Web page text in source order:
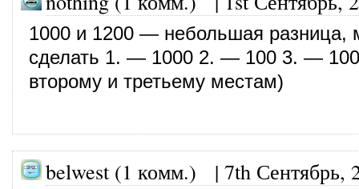
1000 и 1200 — небольшая разница,
сделать 1. — 1000 2. — 100 3. —
второму и третьему местам)
belwest (1 комм.) | 7th Сентябрь,